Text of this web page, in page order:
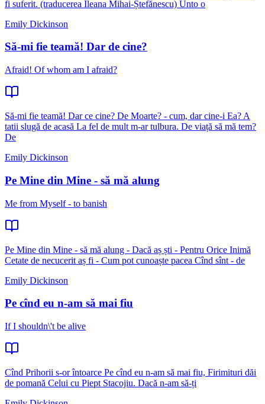
fi suferit. (traducerea Ileana Mihai-Ștefănescu) Unto o
Emily Dickinson
Să-mi fie teamă! Dar de cine?
Afraid! Of whom am I afraid?
Să-mi fie teamă! Dar ce cine? De Moarte? - cum, dar cine-i Ea? A
tatii slugă de acasă La fel de mult m-ar tulbura. De viață să mă tem?
De
Emily Dickinson
Pe Mine din Mine - să mă alung
Me from Myself - to banish
Pe Mine din Mine - să mă alung - Dacă aș ști - Pentru Orice Inimă
Cetate de necucerit aș fi - Cum pot cunoaște pacea Cînd sînt - de
Emily Dickinson
Pe cînd eu n-am să mai fiu
If I shouldn\'t be alive
Cînd Prihorii s-or întoarce Pe cînd eu n-am să mai fiu, Firimituri dăi
de pomană Celui cu Piept Stacojiu. Dacă n-am să-ți